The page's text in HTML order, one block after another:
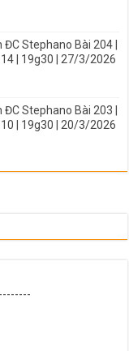
ĐC Stephano Bài 204 |
| 19g30 | 27/3/2026
ĐC Stephano Bài 203 |
| 19g30 | 20/3/2026